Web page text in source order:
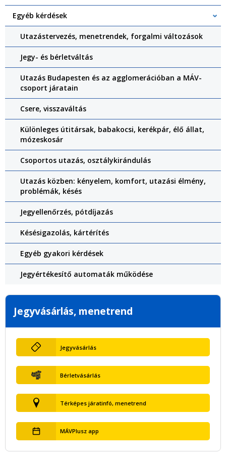
Egyéb kérdések
Utazástervezés, menetrendek, forgalmi változások
Jegy- és bérletváltás
Utazás Budapesten és az agglomerációban a MÁV-
csoport járatain
Csere, visszaváltás
Különleges útitársak, babakocsi, kerékpár, élő állat,
mózeskosár
Csoportos utazás, osztálykirándulás
Utazás közben: kényelem, komfort, utazási élmény,
problémák, késés
Jegyellenőrzés, pótdíjazás
Késésigazolás, kártérítés
Egyéb gyakori kérdések
Jegyértékesítő automaták működése
Jegyvásárlás, menetrend
Jegyvásárlás
Bérletvásárlás
Térképes járatinfó, menetrend
MÁVPlusz app